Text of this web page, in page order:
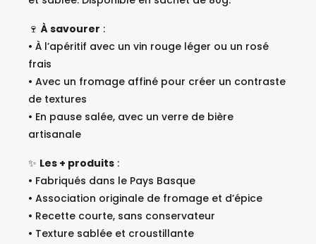
🍷 À savourer :
• À l’apéritif avec un vin rouge léger ou un rosé
frais
• Avec un fromage affiné pour créer un contraste
de textures
• En pause salée, avec un verre de bière
artisanale
✨ Les + produits :
• Fabriqués dans le Pays Basque
• Association originale de fromage et d’épice
• Recette courte, sans conservateur
• Texture sablée et croustillante